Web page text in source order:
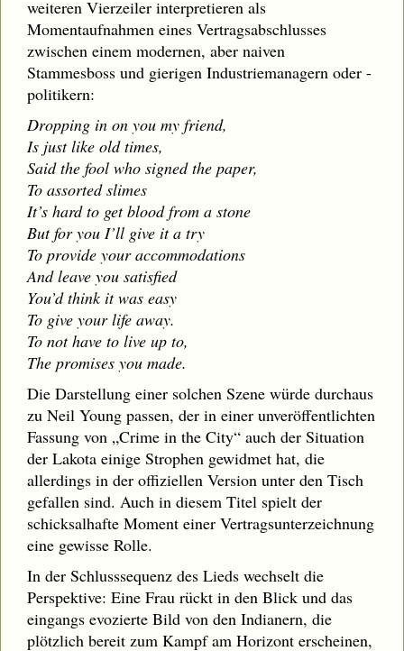
weiteren Vierzeiler interpretieren als
Momentaufnahmen eines Vertragsabschlusses
zwischen einem modernen, aber naiven
Stammesboss und gierigen Industriemanagern oder -
politikern:
Dropping in on you my friend,
Is just like old times,
Said the fool who signed the paper,
To assorted slimes
It’s hard to get blood from a stone
But for you I’ll give it a try
To provide your accommodations
And leave you satisfied
You’d think it was easy
To give your life away.
To not have to live up to,
The promises you made.
Die Darstellung einer solchen Szene würde durchaus
zu Neil Young passen, der in einer unveröffentlichten
Fassung von „Crime in the City“ auch der Situation
der Lakota einige Strophen gewidmet hat, die
allerdings in der offiziellen Version unter den Tisch
gefallen sind. Auch in diesem Titel spielt der
schicksalhafte Moment einer Vertragsunterzeichnung
eine gewisse Rolle.
In der Schlusssequenz des Lieds wechselt die
Perspektive: Eine Frau rückt in den Blick und das
eingangs evozierte Bild von den Indianern, die
plötzlich bereit zum Kampf am Horizont erscheinen,